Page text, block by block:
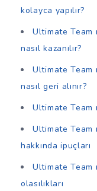
kolayca yapılır?
Ultimate Team
nasıl kazanılır?
Ultimate Team
nasıl geri alınır?
Ultimate Team
Ultimate Team
hakkında ipuçları
Ultimate Team
olasılıkları